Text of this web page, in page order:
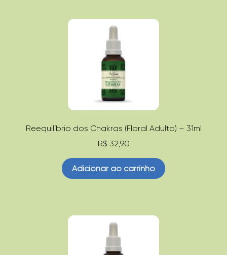
Reequilíbrio dos Chakras (Floral Adulto) – 31ml
R$ 32,90
Adicionar ao carrinho